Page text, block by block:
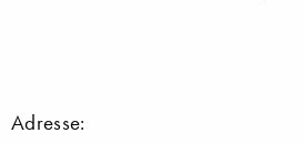
Adresse: